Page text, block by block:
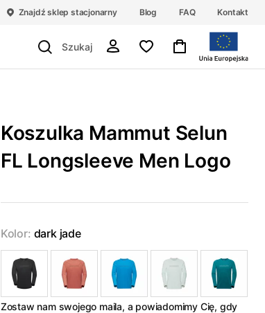
Znajdź sklep stacjonarny Blog FAQ Kontakt
Koszulka Mammut Selun
FL Longsleeve Men Logo
Kolor: dark jade
Zostaw nam swojego maila, a powiadomimy Cię, gdy